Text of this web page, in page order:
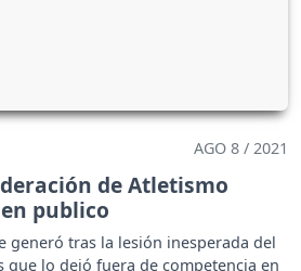
AGO 8 / 2021
de Atletismo
publico
generó tras la lesión inesperada del
que lo dejó fuera de competencia en